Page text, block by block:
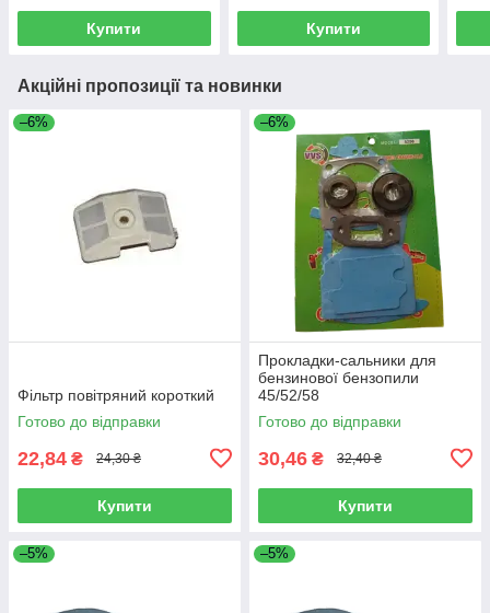
Купити Купити
Акційні пропозиції та новинки
–6%
Фільтр повітряний короткий
Готово до відправки
22,84 ₴ 24,30 ₴
Купити
–6%
Прокладки-сальники для
бензинової бензопили
45/52/58
Готово до відправки
30,46 ₴ 32,40 ₴
Купити
–5% –5%